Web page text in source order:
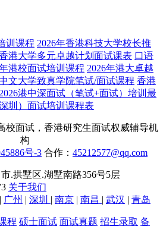
训课程 2026年香港科技大学校长推
港大学多元卓越计划面试课表 口语
港校面试培训课程 2026年港大卓越
文大学致真学院笔试/面试课程 香港
2026港中深面试（笔试+面试）培训最
圳）面试培训课程表
校面试，香港研究生面试权威辅导机
构
号-3 合作： 45212577@qq.com
.拱墅区.湖墅南路356号5层
关于我们
| 广州 | 深圳 | 南京 | 南昌 | 武汉 | 青岛
程 硕士面试 面试真题 招生录取 备